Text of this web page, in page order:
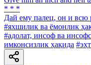
* * *
Дай ему палец, он и всю
#яхшилик ва ёмонлик
#адолат, инсоф ва
имконсизлик ҳақида